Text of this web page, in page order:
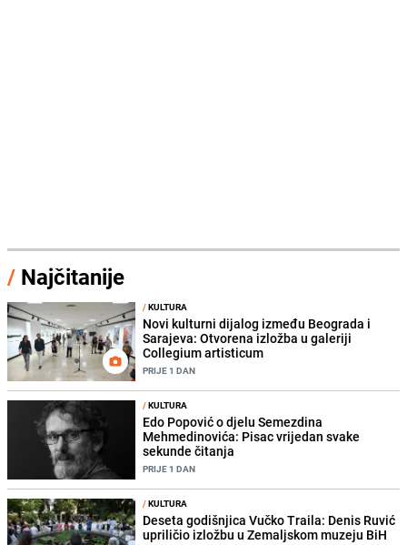
/ Najčitanije
/KULTURA
Novi kulturni dijalog između Beograda i
Sarajeva: Otvorena izložba u galeriji
Collegium artisticum
PRIJE 1 DAN
/KULTURA
Edo Popović o djelu Semezdina
Mehmedinovića: Pisac vrijedan svake
sekunde čitanja
PRIJE 1 DAN
/KULTURA
Deseta godišnjica Vučko Traila: Denis Ruvić
upriličio izložbu u Zemaljskom muzeju BiH